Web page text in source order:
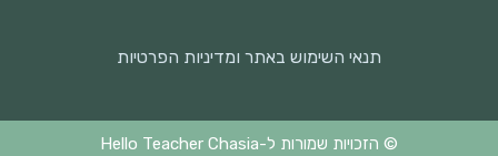
תנאי השימוש באתר ומדיניות הפרטיות
© הזכויות שמורות ל-Hello Teacher Chasia